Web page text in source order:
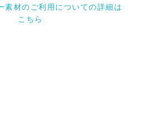
素材のご利用についての詳細は
こちら